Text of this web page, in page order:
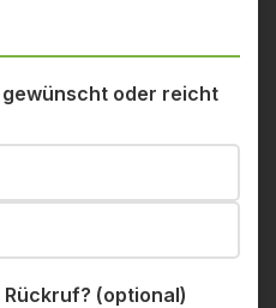
oder reicht
(optional)